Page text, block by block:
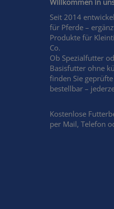
Willkommen in
Seit 2014
für Pferde –
Produkte für
Co.
Ob Spezialfutter
Basisfutter ohne
finden Sie
bestellbar –
Kostenlose
per Mail, Telefon